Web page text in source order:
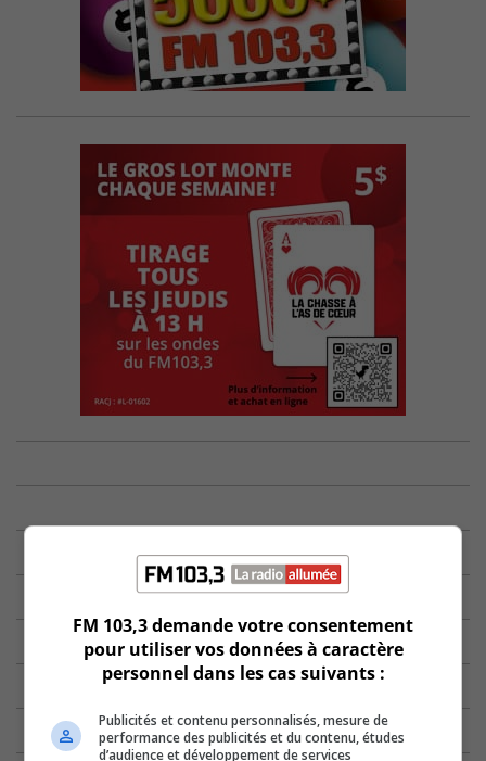
FM 103,3 demande votre consentement
pour utiliser vos données à caractère
personnel dans les cas suivants :
Publicités et contenu personnalisés, mesure de
performance des publicités et du contenu, études
d’audience et développement de services